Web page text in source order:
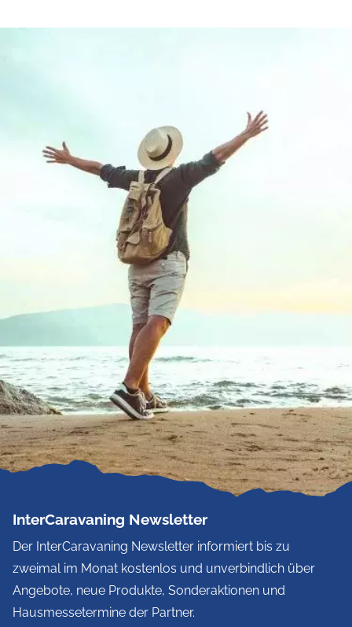
InterCaravaning Newsletter
Der InterCaravaning Newsletter informiert bis zu
zweimal im Monat kostenlos und unverbindlich über
Angebote, neue Produkte, Sonderaktionen und
Hausmessetermine der Partner.